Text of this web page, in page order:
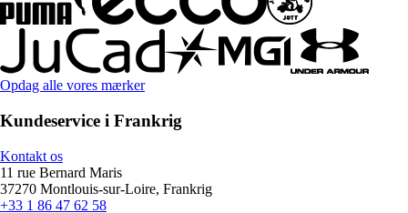
Opdag alle vores mærker
Kundeservice i Frankrig
Kontakt os
11 rue Bernard Maris
37270 Montlouis-sur-Loire, Frankrig
+33 1 86 47 62 58